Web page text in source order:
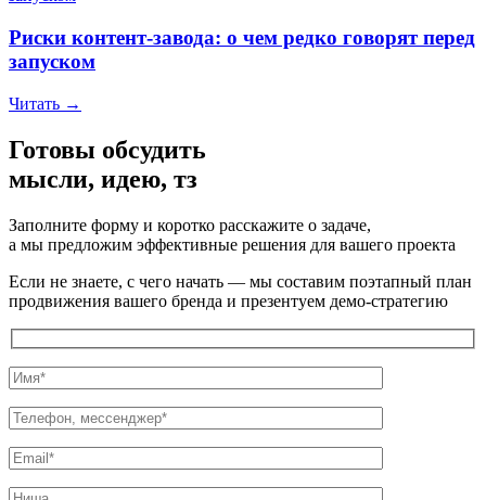
Риски контент-завода: о чем редко говорят перед
запуском
Читать →
Готовы обсудить
мысли, идею, тз
Заполните форму и коротко расскажите о задаче,
а мы предложим эффективные решения для вашего проекта
Если не знаете, с чего начать — мы составим поэтапный план
продвижения вашего бренда и презентуем демо-стратегию